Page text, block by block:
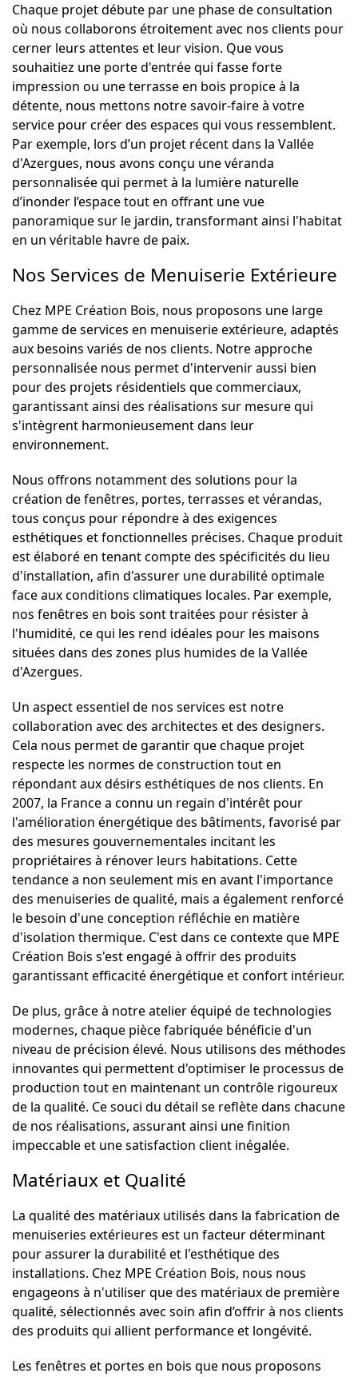
Chaque projet débute par une phase de consultation
où nous collaborons étroitement avec nos clients pour
cerner leurs attentes et leur vision. Que vous
souhaitiez une porte d'entrée qui fasse forte
impression ou une terrasse en bois propice à la
détente, nous mettons notre savoir-faire à votre
service pour créer des espaces qui vous ressemblent.
Par exemple, lors d’un projet récent dans la Vallée
d'Azergues, nous avons conçu une véranda
personnalisée qui permet à la lumière naturelle
d’inonder l’espace tout en offrant une vue
panoramique sur le jardin, transformant ainsi l'habitat
en un véritable havre de paix.
Nos Services de Menuiserie Extérieure
Chez MPE Création Bois, nous proposons une large
gamme de services en menuiserie extérieure, adaptés
aux besoins variés de nos clients. Notre approche
personnalisée nous permet d'intervenir aussi bien
pour des projets résidentiels que commerciaux,
garantissant ainsi des réalisations sur mesure qui
s'intègrent harmonieusement dans leur
environnement.
Nous offrons notamment des solutions pour la
création de fenêtres, portes, terrasses et vérandas,
tous conçus pour répondre à des exigences
esthétiques et fonctionnelles précises. Chaque produit
est élaboré en tenant compte des spécificités du lieu
d'installation, afin d'assurer une durabilité optimale
face aux conditions climatiques locales. Par exemple,
nos fenêtres en bois sont traitées pour résister à
l'humidité, ce qui les rend idéales pour les maisons
situées dans des zones plus humides de la Vallée
d'Azergues.
Un aspect essentiel de nos services est notre
collaboration avec des architectes et des designers.
Cela nous permet de garantir que chaque projet
respecte les normes de construction tout en
répondant aux désirs esthétiques de nos clients. En
2007, la France a connu un regain d'intérêt pour
l'amélioration énergétique des bâtiments, favorisé par
des mesures gouvernementales incitant les
propriétaires à rénover leurs habitations. Cette
tendance a non seulement mis en avant l'importance
des menuiseries de qualité, mais a également renforcé
le besoin d'une conception réfléchie en matière
d'isolation thermique. C'est dans ce contexte que MPE
Création Bois s'est engagé à offrir des produits
garantissant efficacité énergétique et confort intérieur.
De plus, grâce à notre atelier équipé de technologies
modernes, chaque pièce fabriquée bénéficie d'un
niveau de précision élevé. Nous utilisons des méthodes
innovantes qui permettent d'optimiser le processus de
production tout en maintenant un contrôle rigoureux
de la qualité. Ce souci du détail se reflète dans chacune
de nos réalisations, assurant ainsi une finition
impeccable et une satisfaction client inégalée.
Matériaux et Qualité
La qualité des matériaux utilisés dans la fabrication de
menuiseries extérieures est un facteur déterminant
pour assurer la durabilité et l'esthétique des
installations. Chez MPE Création Bois, nous nous
engageons à n'utiliser que des matériaux de première
qualité, sélectionnés avec soin afin d’offrir à nos clients
des produits qui allient performance et longévité.
Les fenêtres et portes en bois que nous proposons